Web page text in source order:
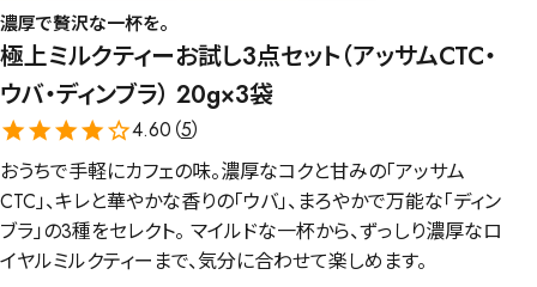
濃厚で贅沢な一杯を。
極上ミルクティーお試し3点セット（アッサムCTC・
ウバ・ディンブラ） 20g×3袋
4.60（5）
おうちで手軽にカフェの味。濃厚なコクと甘みの「アッサム
CTC」、キレと華やかな香りの「ウバ」、まろやかで万能な「ディン
ブラ」の3種をセレクト。 マイルドな一杯から、ずっしり濃厚なロ
イヤルミルクティーまで、気分に合わせて楽しめます。